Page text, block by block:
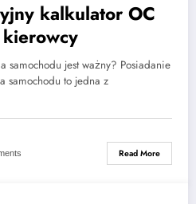
kalkulator OC
samochodu jest ważny? Posiadanie
samochodu to jedna z
Read More